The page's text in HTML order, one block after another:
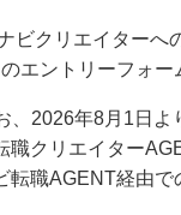
ビクリエイターへ
エントリーフォ
、2026年8月1日よ
職クリエイター
転職AGENT経由で